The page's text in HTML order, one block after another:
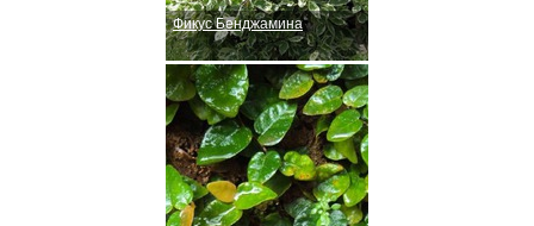
Фикус Бенджамина